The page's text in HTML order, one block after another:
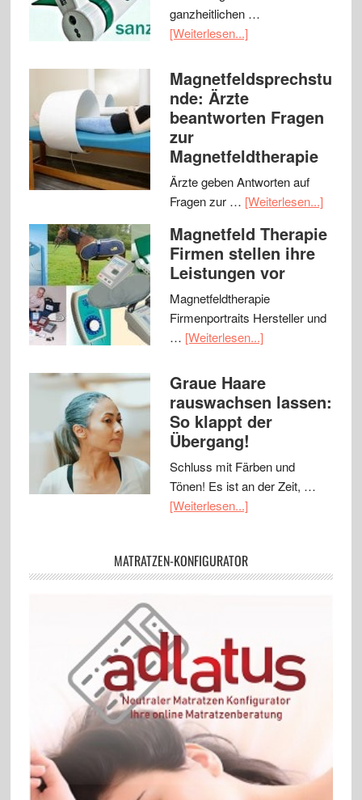
ganzheitlichen …
[Weiterlesen...]
Magnetfeldsprechstu
nde: Ärzte
beantworten Fragen
zur
Magnetfeldtherapie
Ärzte geben Antworten auf
Fragen zur … [Weiterlesen...]
Magnetfeld Therapie
Firmen stellen ihre
Leistungen vor
Magnetfeldtherapie
Firmenportraits Hersteller und
… [Weiterlesen...]
Graue Haare
rauswachsen lassen:
So klappt der
Übergang!
Schluss mit Färben und
Tönen! Es ist an der Zeit, …
[Weiterlesen...]
MATRATZEN-KONFIGURATOR